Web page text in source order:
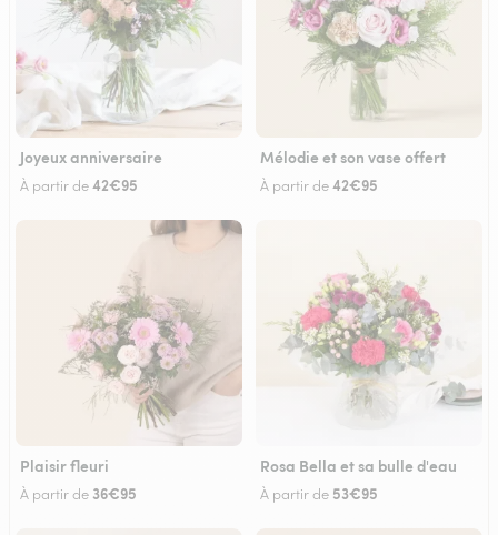
Joyeux anniversaire
À partir de42€95
Mélodie et son vase offert
À partir de42€95
Plaisir fleuri
À partir de 36€95
Rosa Bella et sa bulle d'eau
À partir de 53€95